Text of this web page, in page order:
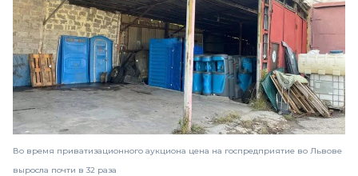
Во время приватизационного аукциона цена на госпредприятие во Львове
выросла почти в 32 раза